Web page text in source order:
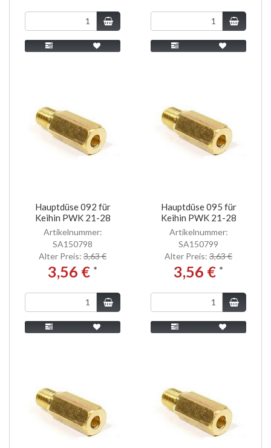
Hauptdüse 092 für
Keihin PWK 21-28
Artikelnummer:
SA150798
Alter Preis: 3,63 €
3,56 € *
Hauptdüse 095 für
Keihin PWK 21-28
Artikelnummer:
SA150799
Alter Preis: 3,63 €
3,56 € *